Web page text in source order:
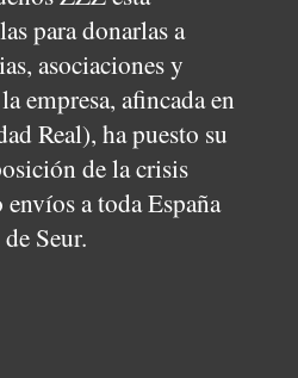
para donarlas a
asociaciones y
empresa, afincada en
Real), ha puesto su
de la crisis
a toda España
Seur.